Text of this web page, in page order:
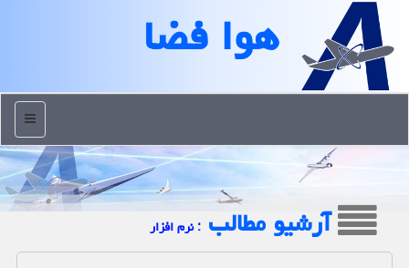
هوا فضا
منو
آرشیو مطالب : نرم افزار